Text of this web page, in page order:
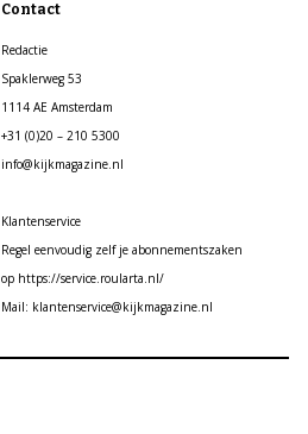
Contact
Redactie
Spaklerweg 53
1114 AE Amsterdam
+31 (0)20 – 210 5300
info@kijkmagazine.nl
Klantenservice
Regel eenvoudig zelf je abonnementszaken
op https://service.roularta.nl/
Mail: klantenservice@kijkmagazine.nl